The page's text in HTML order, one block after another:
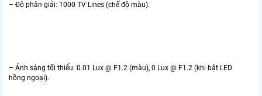
– Độ phân giải: 1000 TV Lines (chế độ màu).
– Ánh sáng tối thiểu: 0.01 Lux @ F1.2 (màu), 0 Lux @ F1.2 (khi bật LED
hồng ngoại).